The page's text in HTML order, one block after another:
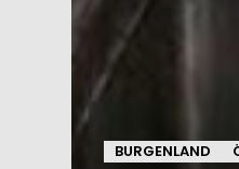
BURGENLAND